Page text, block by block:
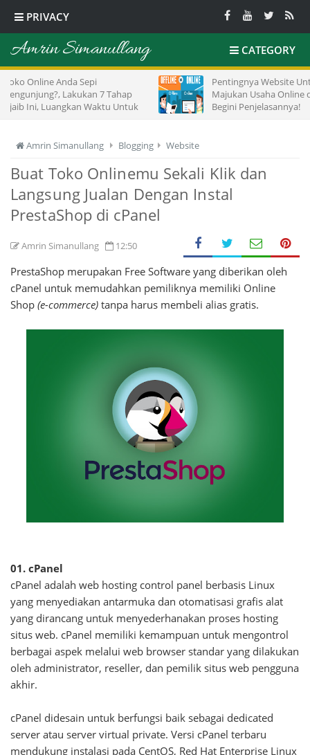
PRIVACY
Amrin Simanullang CATEGORY
7 Tahap
Waktu Untuk
Pentingnya Website Untuk
Majukan Usaha Online dan Offline,
Begini Penjelasannya!
Amrin Simanullang Blogging Website
Buat Toko Onlinemu Sekali Klik dan
Langsung Jualan Dengan Instal
PrestaShop di cPanel
Amrin Simanullang 12:50
PrestaShop merupakan Free Software yang diberikan oleh
cPanel untuk memudahkan pemiliknya memiliki Online
Shop (e-commerce) tanpa harus membeli alias gratis.
01. cPanel
cPanel adalah web hosting control panel berbasis Linux
yang menyediakan antarmuka dan otomatisasi grafis alat
yang dirancang untuk menyederhanakan proses hosting
situs web. cPanel memiliki kemampuan untuk mengontrol
berbagai aspek melalui web browser standar yang dilakukan
oleh administrator, reseller, dan pemilik situs web pengguna
akhir.
cPanel didesain untuk berfungsi baik sebagai dedicated
server atau server virtual private. Versi cPanel terbaru
mendukung instalasi pada CentOS, Red Hat Enterprise Linux